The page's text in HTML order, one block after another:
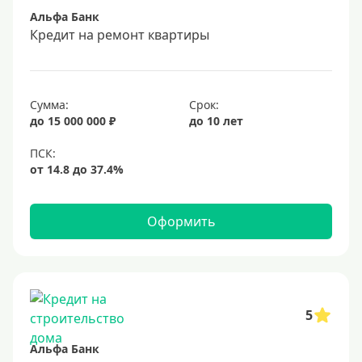
Срок
Долгосрочные
2 года
3 года
4 года
9 лет
10 лет
15 лет
Альфа Банк
Кредит на ремонт квартиры
Сумма:
до 15 000 000 ₽
Срок:
до 10 лет
Оформить
5
Альфа Банк